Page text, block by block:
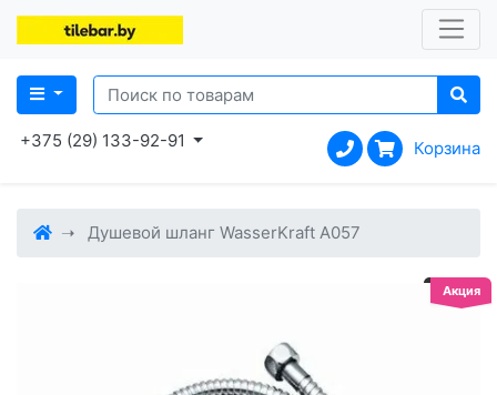
+375 (29) 133-92-91 Корзина
Душевой шланг WasserKraft A057
Акция